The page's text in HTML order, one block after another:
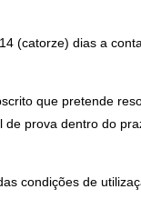
(catorze) dias a
que pretende
de prova dentro do
condições de